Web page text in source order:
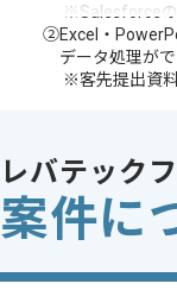
※Salesforceの
②Excel・
データ処理がで
※客先提出資料
※上記に似た経験や
精算条件
レバテック
案件に